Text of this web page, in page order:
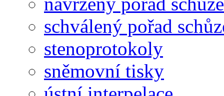
schválený pořad
stenoprotokoly
sněmovní tisky